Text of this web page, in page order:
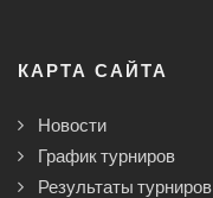
КАРТА САЙТА
Новости
График турниров
Результаты турниров